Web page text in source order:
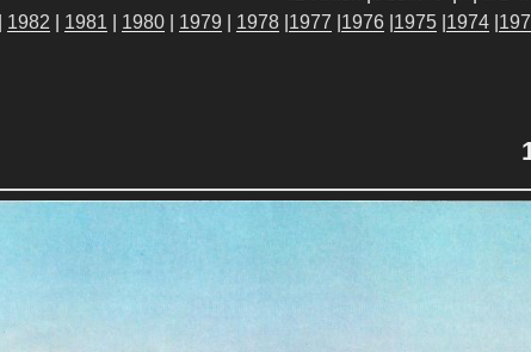
1974
1975
1976
1977
1978
1979
1980
1981
1982